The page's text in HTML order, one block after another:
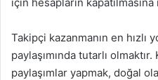
Takipçi kazanmanın en hızlı
paylaşımında tutarlı
paylaşımlar yapmak, doğal